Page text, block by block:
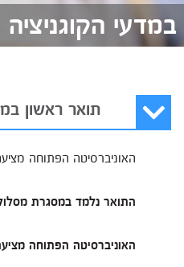
תואר ראשון
האוניברסיטה הפתוחה
התואר נלמד במסגרת
האוניברסיטה הפתוחה